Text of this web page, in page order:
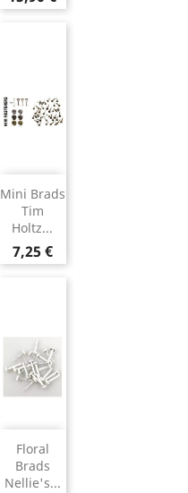
Mini Brads
Tim
Holtz...
7,25 €
Floral
Brads
Nellie's...